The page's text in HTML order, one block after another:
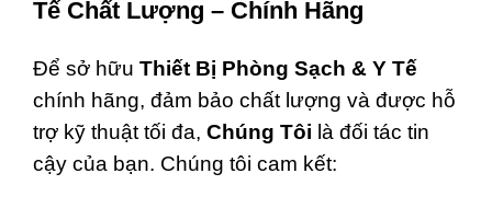
Tế Chất Lượng – Chính Hãng
Để sở hữu Thiết Bị Phòng Sạch & Y Tế
chính hãng, đảm bảo chất lượng và được hỗ
trợ kỹ thuật tối đa, Chúng Tôi là đối tác tin
cậy của bạn. Chúng tôi cam kết: